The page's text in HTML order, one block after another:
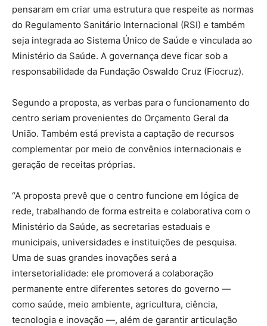
pensaram em criar uma estrutura que respeite as normas
do Regulamento Sanitário Internacional (RSI) e também
seja integrada ao Sistema Único de Saúde e vinculada ao
Ministério da Saúde. A governança deve ficar sob a
responsabilidade da Fundação Oswaldo Cruz (Fiocruz).
Segundo a proposta, as verbas para o funcionamento do
centro seriam provenientes do Orçamento Geral da
União. Também está prevista a captação de recursos
complementar por meio de convênios internacionais e
geração de receitas próprias.
“A proposta prevê que o centro funcione em lógica de
rede, trabalhando de forma estreita e colaborativa com o
Ministério da Saúde, as secretarias estaduais e
municipais, universidades e instituições de pesquisa.
Uma de suas grandes inovações será a
intersetorialidade: ele promoverá a colaboração
permanente entre diferentes setores do governo —
como saúde, meio ambiente, agricultura, ciência,
tecnologia e inovação —, além de garantir articulação